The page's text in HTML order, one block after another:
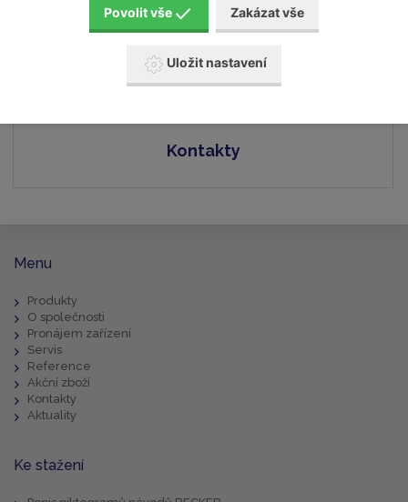
Servis
Kontakty
Menu
Produkty
O společnosti
Pronájem zařízení
Servis
Reference
Akční zboží
Kontakty
Aktuality
Ke stažení
Povolit vše Zakázat vše
Uložit nastavení